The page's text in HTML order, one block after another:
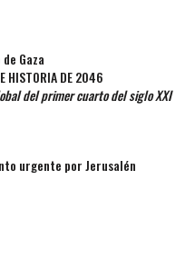
Gaza
HISTORIA DE 2046
del primer cuarto del siglo XXI
urgente por Jerusalén